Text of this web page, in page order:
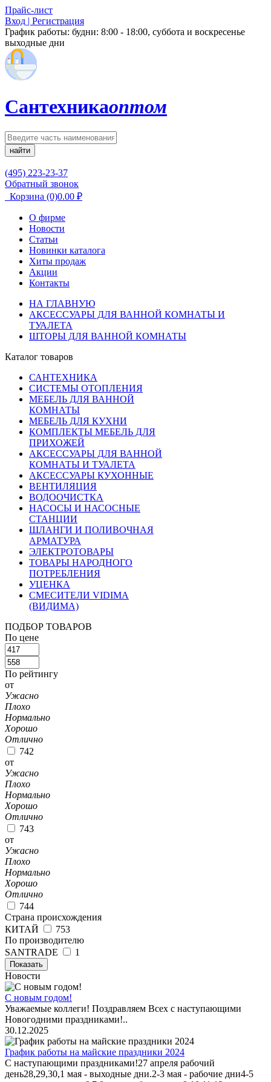
Прайс-лист
Вход | Регистрация
График работы: будни: 8:00 - 18:00, суббота и воскресенье
выходные дни
Сантехникаоптом
найти
(495) 223-23-37
Обратный звонок
Корзина (0)0.00 ₽
О фирме
Новости
Статьи
Новинки каталога
Хиты продаж
Акции
Контакты
НА ГЛАВНУЮ
АКСЕССУАРЫ ДЛЯ ВАННОЙ КОМНАТЫ И
ТУАЛЕТА
ШТОРЫ ДЛЯ ВАННОЙ КОМНАТЫ
Каталог товаров
САНТЕХНИКА
СИСТЕМЫ ОТОПЛЕНИЯ
МЕБЕЛЬ ДЛЯ ВАННОЙ
КОМНАТЫ
МЕБЕЛЬ ДЛЯ КУХНИ
КОМПЛЕКТЫ МЕБЕЛЬ ДЛЯ
ПРИХОЖЕЙ
АКСЕССУАРЫ ДЛЯ ВАННОЙ
КОМНАТЫ И ТУАЛЕТА
АКСЕССУАРЫ КУХОННЫЕ
ВЕНТИЛЯЦИЯ
ВОДООЧИСТКА
НАСОСЫ И НАСОСНЫЕ
СТАНЦИИ
ШЛАНГИ И ПОЛИВОЧНАЯ
АРМАТУРА
ЭЛЕКТРОТОВАРЫ
ТОВАРЫ НАРОДНОГО
ПОТРЕБЛЕНИЯ
УЦЕНКА
СМЕСИТЕЛИ VIDIMA
(ВИДИМА)
ПОДБОР ТОВАРОВ
По цене
По рейтингу
от
Ужасно
Плохо
Нормально
Хорошо
Отлично
742
от
Ужасно
Плохо
Нормально
Хорошо
Отлично
743
от
Ужасно
Плохо
Нормально
Хорошо
Отлично
744
Страна происхождения
КИТАЙ
753
По производителю
SANTRADE
1
Показать
Новости
С новым годом!
Уважаемые коллеги! Поздравляем Всех с наступающими
Новогодними праздниками!..
30.12.2025
График работы на майские праздники 2024
С наступающими праздниками!27 апреля рабочий
день28,29,30,1 мая - выходные дни.2-3 мая - рабочие дни4-5